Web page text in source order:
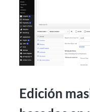
Edición